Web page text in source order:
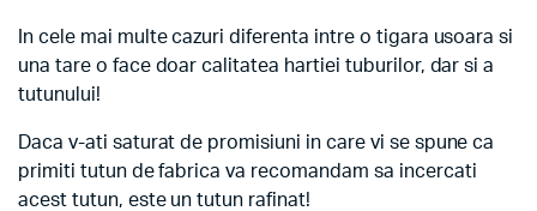
In cele mai multe cazuri diferenta intre o tigara usoara si
una tare o face doar calitatea hartiei tuburilor, dar si a
tutunului!
Daca v-ati saturat de promisiuni in care vi se spune ca
primiti tutun de fabrica va recomandam sa incercati
acest tutun, este un tutun rafinat!